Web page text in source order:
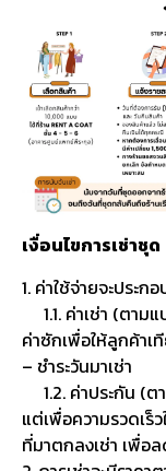
เงื่อนไขการเช่าชุด
1. ค่าใช้จ่ายจะประ
1.1. ค่าเช่า (ตามแ
ค่าซักเพื่อให้ลูกค้าเ
– ชำระวันมาเช่า
1.2. ค่าประกัน (ต
แต่เพื่อความรวดเร็
ที่มาตกลงเช่า เพื่อ